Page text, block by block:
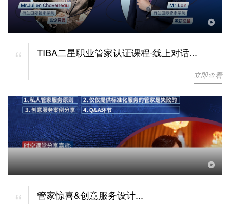
“ TIBA二星职业管家认证课程·线上对话...
立即查看
管家惊喜&创意服务设计...